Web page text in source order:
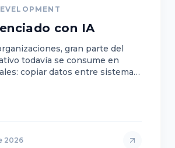
con IA
gran parte del
todavía se consume en
copiar datos entre sistemas,
2026